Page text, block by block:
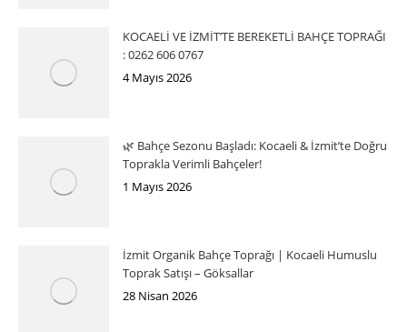
KOCAELİ VE İZMİT’TE BEREKETLİ BAHÇE TOPRAĞI
: 0262 606 0767
4 Mayıs 2026
🌿 Bahçe Sezonu Başladı: Kocaeli & İzmit’te Doğru
Toprakla Verimli Bahçeler!
1 Mayıs 2026
İzmit Organik Bahçe Toprağı | Kocaeli Humuslu
Toprak Satışı – Göksallar
28 Nisan 2026